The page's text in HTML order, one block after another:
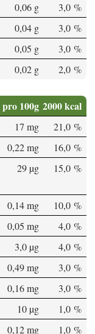
0,06 g
3,0 %
0,04 g
3,0 %
0,05 g
3,0 %
0,02 g 2,0 %
pro 100g 2000 kcal
17 mg
21,0 %
0,22 mg
16,0 %
29 µg 15,0 %
0,14 mg
10,0 %
0,05 mg
4,0 %
3,0 µg
4,0 %
0,49 mg
3,0 %
0,16 mg
3,0 %
10 µg
1,0 %
0,12 mg 1,0 %